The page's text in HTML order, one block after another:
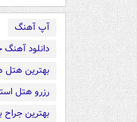
آپ آهنگ
دانلود آهنگ
بهترین هتل
رزرو هتل
بهترین جراح